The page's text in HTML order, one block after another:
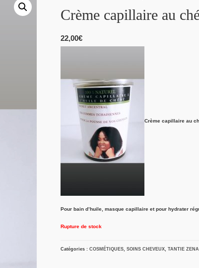
Crème capillaire au
22,00€
Crème capillaire au
Pour bain d’huile, masque capillaire et pour hydrater
Rupture de stock
Catégories : COSMÉTIQUES SOINS CHEVEUX TANTIE